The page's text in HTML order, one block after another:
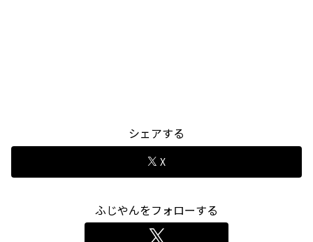
シェアする
X
ふじやんをフォローする